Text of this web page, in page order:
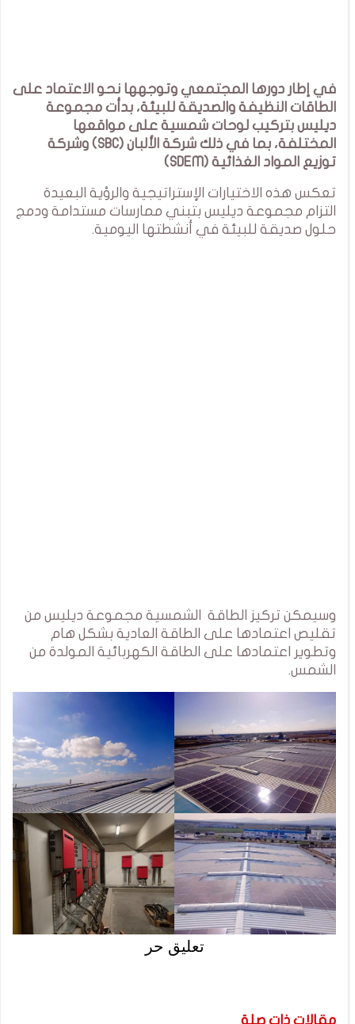
في إطار دورها المجتمعي وتوجهها نحو الاعتماد على
الطاقات النظيفة والصديقة للبيئة، بدأت مجموعة
ديليس بتركيب لوحات شمسية على مواقعها
المختلفة، بما في ذلك شركة الألبان (SBC) وشركة
توزيع المواد الغذائية (SDEM)
تعكس هذه الاختيارات الإستراتيجية والرؤية البعيدة
التزام مجموعة ديليس بتبني ممارسات مستدامة ودمج
حلول صديقة للبيئة في أنشطتها اليومية.
وسيمكن تركيز الطاقة الشمسية مجموعة ديليس من
تقليص اعتمادها على الطاقة العادية بشكل هام
وتطوير اعتمادها على الطاقة الكهربائية المولدة من
الشمس.
تعليق حر
مقالات ذات صلة